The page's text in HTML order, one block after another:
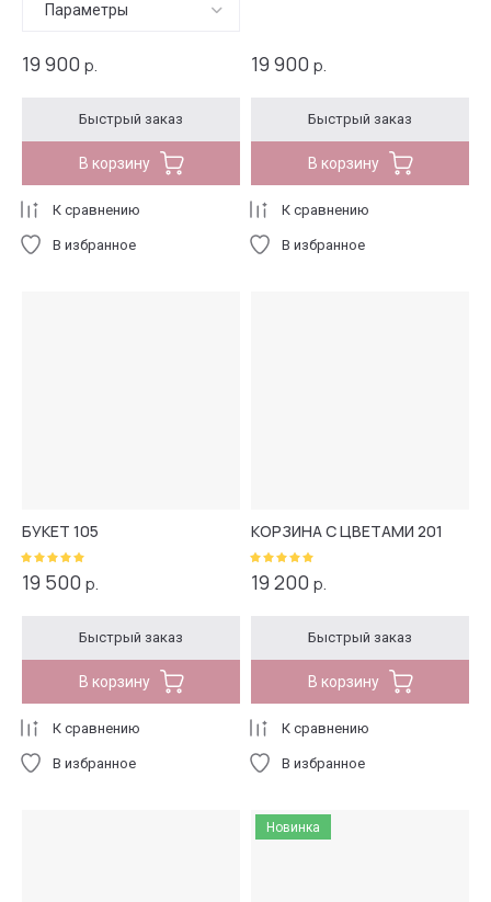
Параметры
19 900 р.
Быстрый заказ
В корзину
К сравнению
В избранное
19 900 р.
Быстрый заказ
В корзину
К сравнению
В избранное
БУКЕТ 105
19 500 р.
Быстрый заказ
В корзину
К сравнению
В избранное
КОРЗИНА С ЦВЕТАМИ 201
19 200 р.
Быстрый заказ
В корзину
К сравнению
В избранное
Новинка